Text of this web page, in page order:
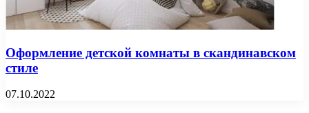
Оформление детской комнаты в скандинавском
стиле
07.10.2022